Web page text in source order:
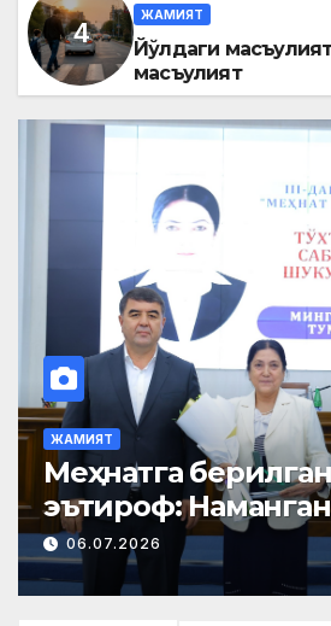
ЖАМИЯТ
Йўлдаги
масъулият
ЖАМИЯТ
Меҳнатга
эътироф:
нафар нуроний
фахрийси» кўкрак
билан
06.07.2026